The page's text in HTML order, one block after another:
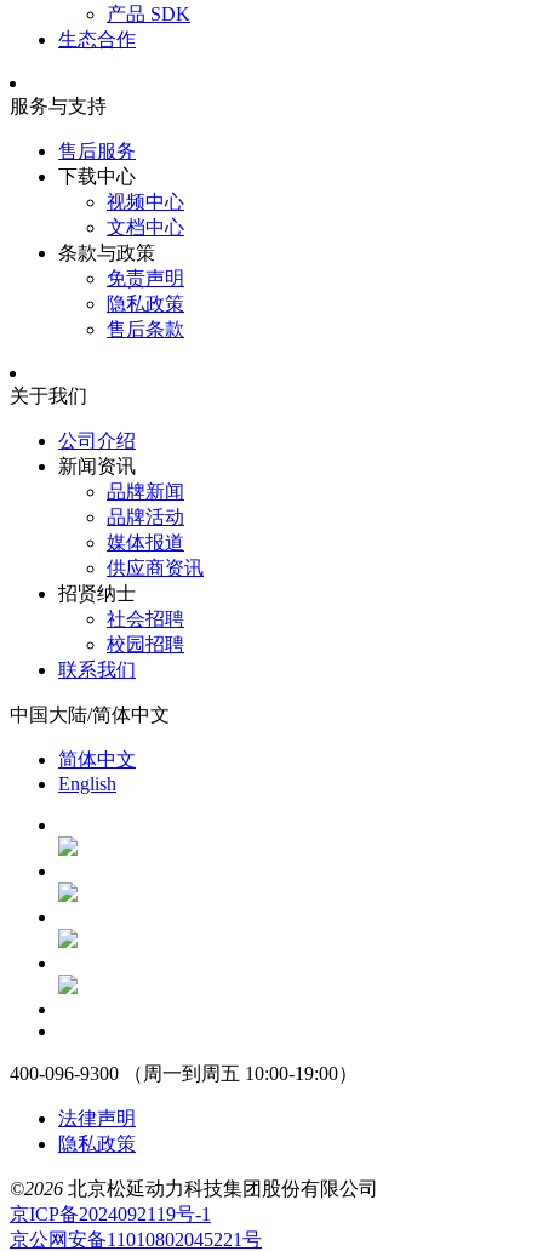
产品 SDK
生态合作
服务与支持
售后服务
下载中心
视频中心
文档中心
条款与政策
免责声明
隐私政策
售后条款
关于我们
公司介绍
新闻资讯
品牌新闻
品牌活动
媒体报道
供应商资讯
招贤纳士
社会招聘
校园招聘
联系我们
中国大陆/简体中文
简体中文
English
400-096-9300 （周一到周五 10:00-19:00）
法律声明
隐私政策
©2026 北京松延动力科技集团股份有限公司
京ICP备2024092119号-1
京公网安备11010802045221号